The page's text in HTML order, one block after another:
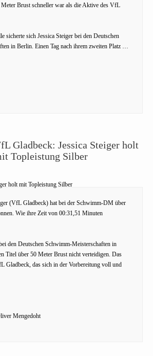
Brust schneller war als die Aktive des VfL
sicherte sich Jessica Steiger bei den Deutschen
in Berlin. Einen Tag nach ihrem zweiten Platz …
Gladbeck: Jessica Steiger holt
Topleistung Silber
holt mit Topleistung Silber
(VfL Gladbeck) hat bei der Schwimm-DM über
Wie ihre Zeit von 00:31,51 Minuten
den Deutschen Schwimm-Meisterschaften in
Titel über 50 Meter Brust nicht verteidigen. Das
Gladbeck, das sich in der Vorbereitung voll und
Mengedoht